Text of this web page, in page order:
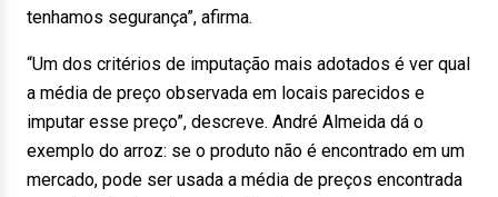
tenhamos segurança”, afirma.
“Um dos critérios de imputação mais adotados é ver qual
a média de preço observada em locais parecidos e
imputar esse preço”, descreve. André Almeida dá o
exemplo do arroz: se o produto não é encontrado em um
mercado, pode ser usada a média de preços encontrada